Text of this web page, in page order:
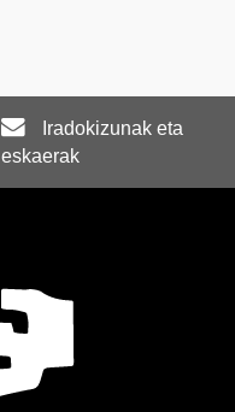
Iradokizunak eta
eskaerak